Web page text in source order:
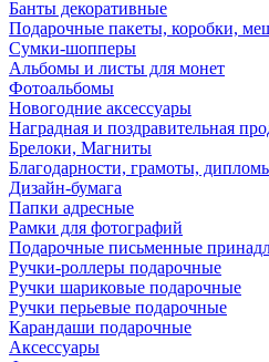
Банты декоративные
Подарочные пакеты, коробки,
Сумки-шопперы
Альбомы и листы для монет
Фотоальбомы
Новогодние аксессуары
Наградная и поздравительная
Брелоки, Магниты
Благодарности, грамоты,
Дизайн-бумага
Папки адресные
Рамки для фотографий
Подарочные письменные
Ручки-роллеры подарочные
Ручки шариковые подарочные
Ручки перьевые подарочные
Карандаши подарочные
Аксессуары